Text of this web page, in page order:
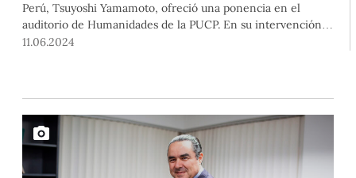
Perú, Tsuyoshi Yamamoto, ofreció una ponencia en el
auditorio de Humanidades de la PUCP. En su intervención,
destacó los sólidos lazos históricos y económicos entre
11.06.2024